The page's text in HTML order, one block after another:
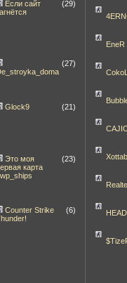
Если сайт
(29)
(27)
Glock9 (21)
Это моя
карта
(23)
Counter Strike
(6)
EneR